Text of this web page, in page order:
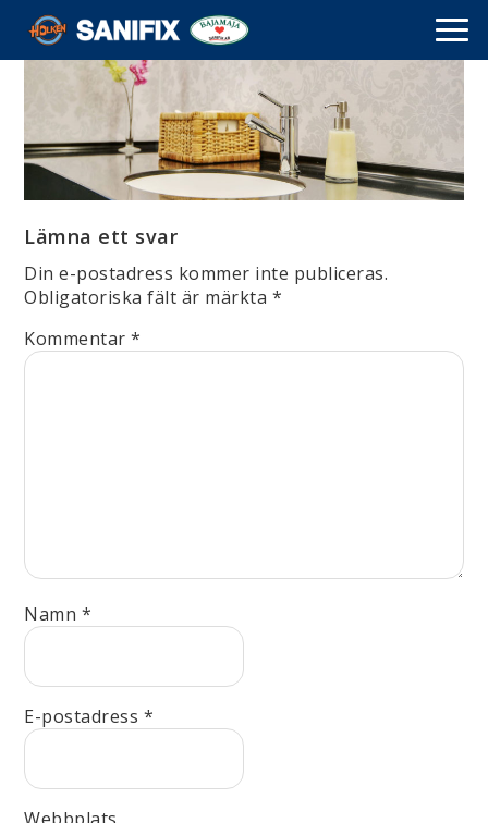
Lämna ett svar
Din e-postadress kommer inte publiceras.
Obligatoriska fält är märkta *
Kommentar*
Namn *
E-postadress *